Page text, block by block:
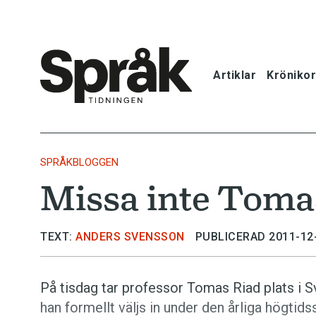
Artiklar Krönikor
Krönikor
Språkfrågor
SPRÅKBLOGGEN
Missa inte
TEXT: ANDERS SVENSSON PUBLICERAD 2011-
På tisdag tar professor Tomas Riad plats i
han formellt väljs in under den årliga